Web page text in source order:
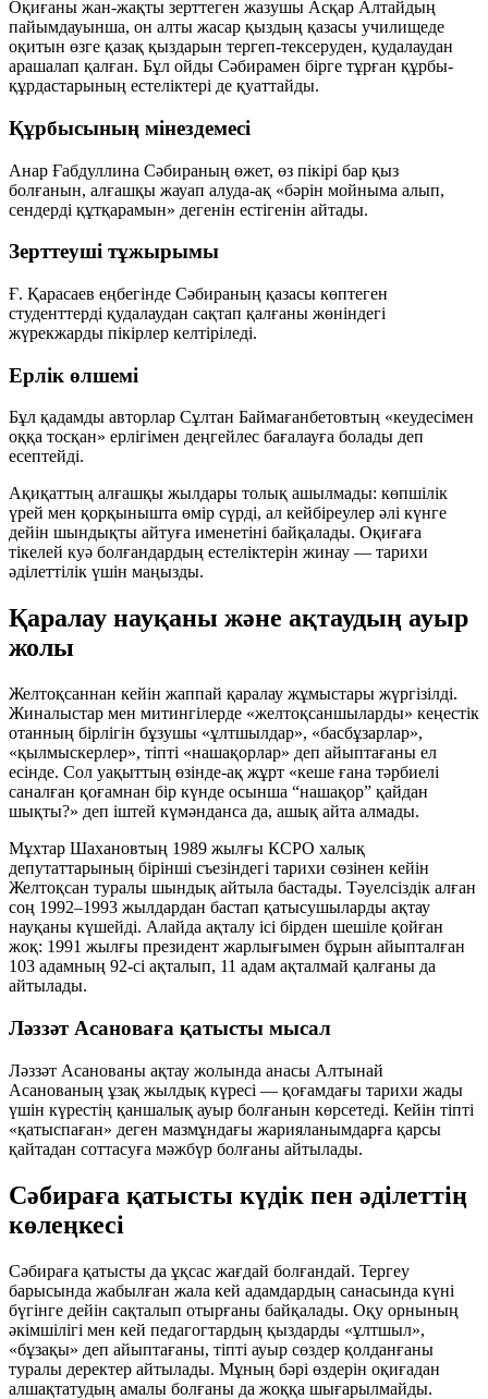
Оқиғаны жан-жақты зерттеген жазушы Асқар Алтайдың
пайымдауынша, он алты жасар қыздың қазасы училищеде
оқитын өзге қазақ қыздарын тергеп-тексеруден, қудалаудан
арашалап қалған. Бұл ойды Сәбирамен бірге тұрған құрбы-
құрдастарының естеліктері де қуаттайды.
Құрбысының мінездемесі
Анар Ғабдуллина Сәбираның өжет, өз пікірі бар қыз
болғанын, алғашқы жауап алуда-ақ «бәрін мойныма алып,
сендерді құтқарамын» дегенін естігенін айтады.
Зерттеуші тұжырымы
Ғ. Қарасаев еңбегінде Сәбираның қазасы көптеген
студенттерді қудалаудан сақтап қалғаны жөніндегі
жүрекжарды пікірлер келтіріледі.
Ерлік өлшемі
Бұл қадамды авторлар Сұлтан Баймағанбетовтың «кеудесімен
оққа тосқан» ерлігімен деңгейлес бағалауға болады деп
есептейді.
Ақиқаттың алғашқы жылдары толық ашылмады: көпшілік
үрей мен қорқынышта өмір сүрді, ал кейбіреулер әлі күнге
дейін шындықты айтуға именетіні байқалады. Оқиғаға
тікелей куә болғандардың естеліктерін жинау — тарихи
әділеттілік үшін маңызды.
Қаралау науқаны және ақтаудың ауыр
жолы
Желтоқсаннан кейін жаппай қаралау жұмыстары жүргізілді.
Жиналыстар мен митингілерде «желтоқсаншыларды» кеңестік
отанның бірлігін бұзушы «ұлтшылдар», «басбұзарлар»,
«қылмыскерлер», тіпті «нашақорлар» деп айыптағаны ел
есінде. Сол уақыттың өзінде-ақ жұрт «кеше ғана тәрбиелі
саналған қоғамнан бір күнде осынша “нашақор” қайдан
шықты?» деп іштей күмәнданса да, ашық айта алмады.
Мұхтар Шахановтың 1989 жылғы КСРО халық
депутаттарының бірінші съезіндегі тарихи сөзінен кейін
Желтоқсан туралы шындық айтыла бастады. Тәуелсіздік алған
соң 1992–1993 жылдардан бастап қатысушыларды ақтау
науқаны күшейді. Алайда ақталу ісі бірден шешіле қойған
жоқ: 1991 жылғы президент жарлығымен бұрын айыпталған
103 адамның 92-сі ақталып, 11 адам ақталмай қалғаны да
айтылады.
Ләззәт Асановаға қатысты мысал
Ләззәт Асанованы ақтау жолында анасы Алтынай
Асанованың ұзақ жылдық күресі — қоғамдағы тарихи жады
үшін күрестің қаншалық ауыр болғанын көрсетеді. Кейін тіпті
«қатыспаған» деген мазмұндағы жарияланымдарға қарсы
қайтадан соттасуға мәжбүр болғаны айтылады.
Сәбираға қатысты күдік пен әділеттің
көлеңкесі
Сәбираға қатысты да ұқсас жағдай болғандай. Тергеу
барысында жабылған жала кей адамдардың санасында күні
бүгінге дейін сақталып отырғаны байқалады. Оқу орнының
әкімшілігі мен кей педагогтардың қыздарды «ұлтшыл»,
«бұзақы» деп айыптағаны, тіпті ауыр сөздер қолданғаны
туралы деректер айтылады. Мұның бәрі өздерін оқиғадан
алшақтатудың амалы болғаны да жоққа шығарылмайды.